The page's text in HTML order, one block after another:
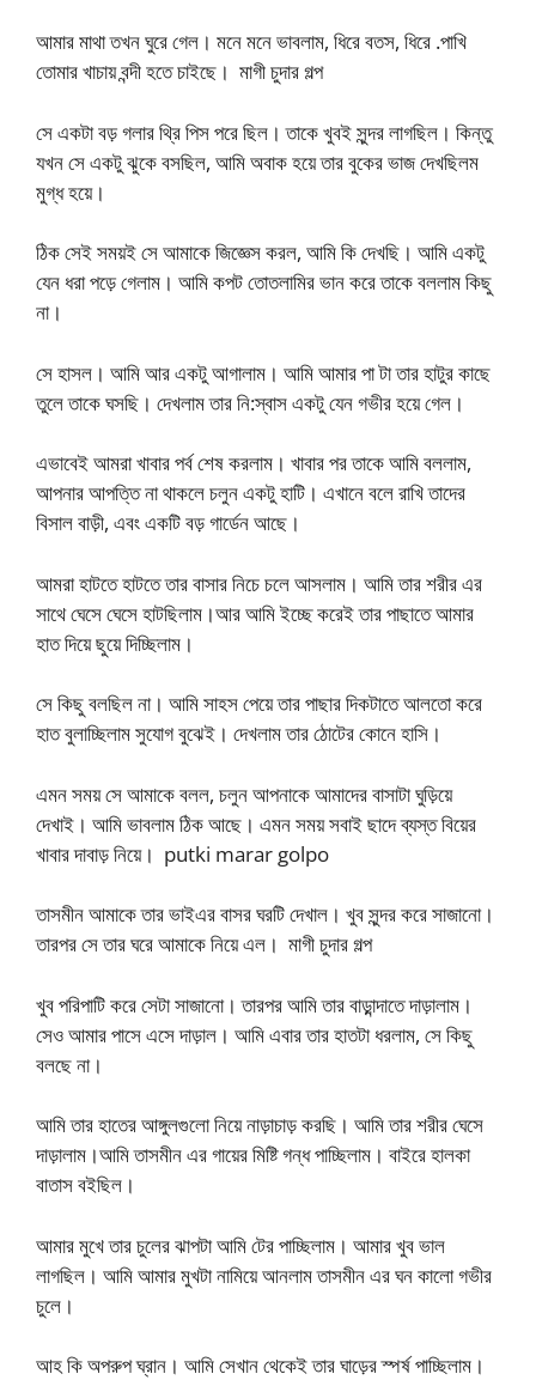
আমার মাথা তখন ঘুরে গেল। মনে মনে ভাবলাম, ধিরে বতস, ধিরে .পাখি
তোমার খাচায় বন্দী হতে চাইছে। মাগী চুদার গল্প
সে একটা বড় গলার থ্রি পিস পরে ছিল। তাকে খুবই সুন্দর লাগছিল। কিন্তু
যখন সে একটু ঝুকে বসছিল, আমি অবাক হয়ে তার বুকের ভাজ দেখছিলম
মুগ্ধ হয়ে।
ঠিক সেই সময়ই সে আমাকে জিজ্ঞেস করল, আমি কি দেখছি। আমি একটু
যেন ধরা পড়ে গেলাম। আমি কপট তোতলামির ভান করে তাকে বললাম কিছু
না।
সে হাসল। আমি আর একটু আগালাম। আমি আমার পা টা তার হাটুর কাছে
তুলে তাকে ঘসছি। দেখলাম তার নি:স্বাস একটু যেন গভীর হয়ে গেল।
এভাবেই আমরা খাবার পর্ব শেষ করলাম। খাবার পর তাকে আমি বললাম,
আপনার আপত্তি না থাকলে চলুন একটু হাটি। এখানে বলে রাখি তাদের
বিসাল বাড়ী, এবং একটি বড় গার্ডেন আছে।
আমরা হাটতে হাটতে তার বাসার নিচে চলে আসলাম। আমি তার শরীর এর
সাথে ঘেসে ঘেসে হাটছিলাম।আর আমি ইচ্ছে করেই তার পাছাতে আমার
হাত দিয়ে ছুয়ে দিচ্ছিলাম।
সে কিছু বলছিল না। আমি সাহস পেয়ে তার পাছার দিকটাতে আলতো করে
হাত বুলাচ্ছিলাম সুযোগ বুঝেই। দেখলাম তার ঠোটের কোনে হাসি।
এমন সময় সে আমাকে বলল, চলুন আপনাকে আমাদের বাসাটা ঘুড়িয়ে
দেখাই। আমি ভাবলাম ঠিক আছে। এমন সময় সবাই ছাদে ব্যস্ত বিয়ের
খাবার দাবাড় নিয়ে। putki marar golpo
তাসমীন আমাকে তার ভাইএর বাসর ঘরটি দেখাল। খুব সুন্দর করে সাজানো।
তারপর সে তার ঘরে আমাকে নিয়ে এল। মাগী চুদার গল্প
খুব পরিপাটি করে সেটা সাজানো। তারপর আমি তার বাড়ান্দাতে দাড়ালাম।
সেও আমার পাসে এসে দাড়াল। আমি এবার তার হাতটা ধরলাম, সে কিছু
বলছে না।
আমি তার হাতের আঙ্গুলগুলো নিয়ে নাড়াচাড় করছি। আমি তার শরীর ঘেসে
দাড়ালাম।আমি তাসমীন এর গায়ের মিষ্টি গন্ধ পাচ্ছিলাম। বাইরে হালকা
বাতাস বইছিল।
আমার মুখে তার চুলের ঝাপটা আমি টের পাচ্ছিলাম। আমার খুব ভাল
লাগছিল। আমি আমার মুখটা নামিয়ে আনলাম তাসমীন এর ঘন কালো গভীর
চুলে।
আহ কি অপরুপ ঘ্রান। আমি সেখান থেকেই তার ঘাড়ের স্পর্ষ পাচ্ছিলাম।